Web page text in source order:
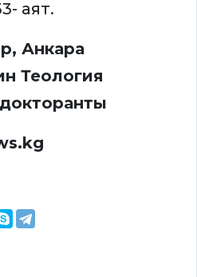
аят.
Анкара
Теология